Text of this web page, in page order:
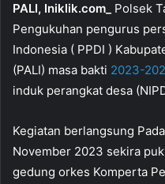
PALI, Iniklik.com_
Polsek
Pengukuhan pengurus
Indonesia ( PPDI )
(PALI) masa bakti 2023-
induk perangkat desa
Kegiatan berlangsung
November 2023 sekira
gedung orkes Komperta